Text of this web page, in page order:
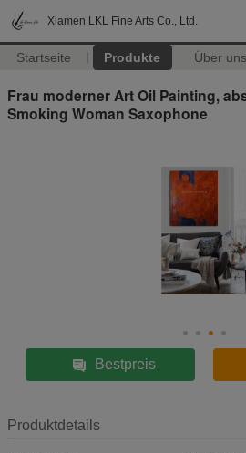
Xiamen LKL Fine Arts Co., Ltd.
Startseite Produkte Über uns
Frau moderner Art Oil Painting,
Smoking Woman Saxophone
Bestpreis
Produktdetails